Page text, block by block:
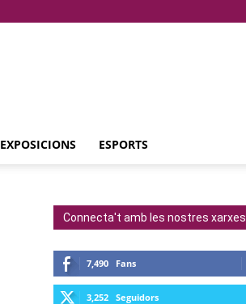
EXPOSICIONS ESPORTS
Connecta't amb les nostres xarxes
7,490 Fans
3,252 Seguidors